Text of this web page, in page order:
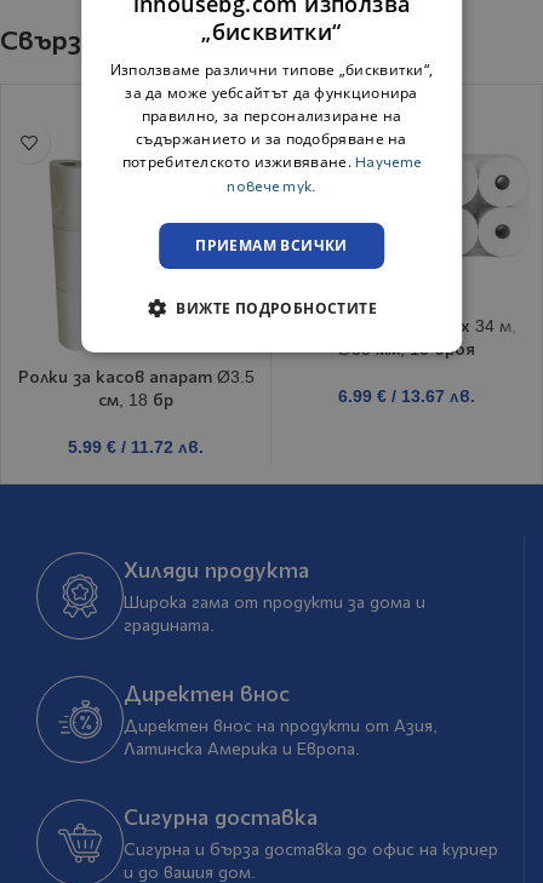
Свързани продукти
Ролки за касов апарат Ø3.5
см, 18 бр
5.99 € / 11.72 лв.
Термо ролки 57 мм х 34 м,
∅55 мм, 10 броя
6.99 € / 13.67 лв.
Хиляди продукта
Широка гама от продукти за дома и
градината.
Директен внос
Директен внос на продукти от Азия,
Латинска Америка и Европа.
Сигурна доставка
Сигурна и бърза доставка до офис на куриер
и до вашия дом.
„бисквитки“
Използваме различни типове „бисквитки“,
за да може уебсайтът да функционира
правилно, за персонализиране на
съдържанието и за подобряване на
потребителското изживяване. Научете
повече тук.
ПРИЕМАМ ВСИЧКИ
ВИЖТЕ ПОДРОБНОСТИТЕ